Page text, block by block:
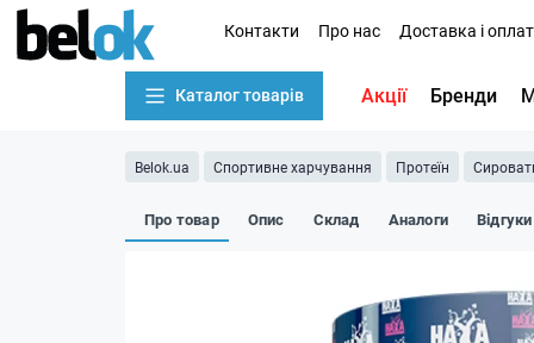
Контакти Про нас Доставка і
Каталог товарів Акції Бренди
Belok.ua Спортивне харчування Протеїн
Про товар Опис Склад Аналоги